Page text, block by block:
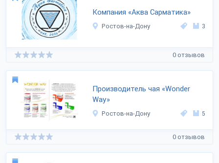
Компания «Аква Сарматика»
Ростов-на-Дону 3
0 отзывов
Производитель чая «Wonder
Way»
Ростов-на-Дону 5
0 отзывов